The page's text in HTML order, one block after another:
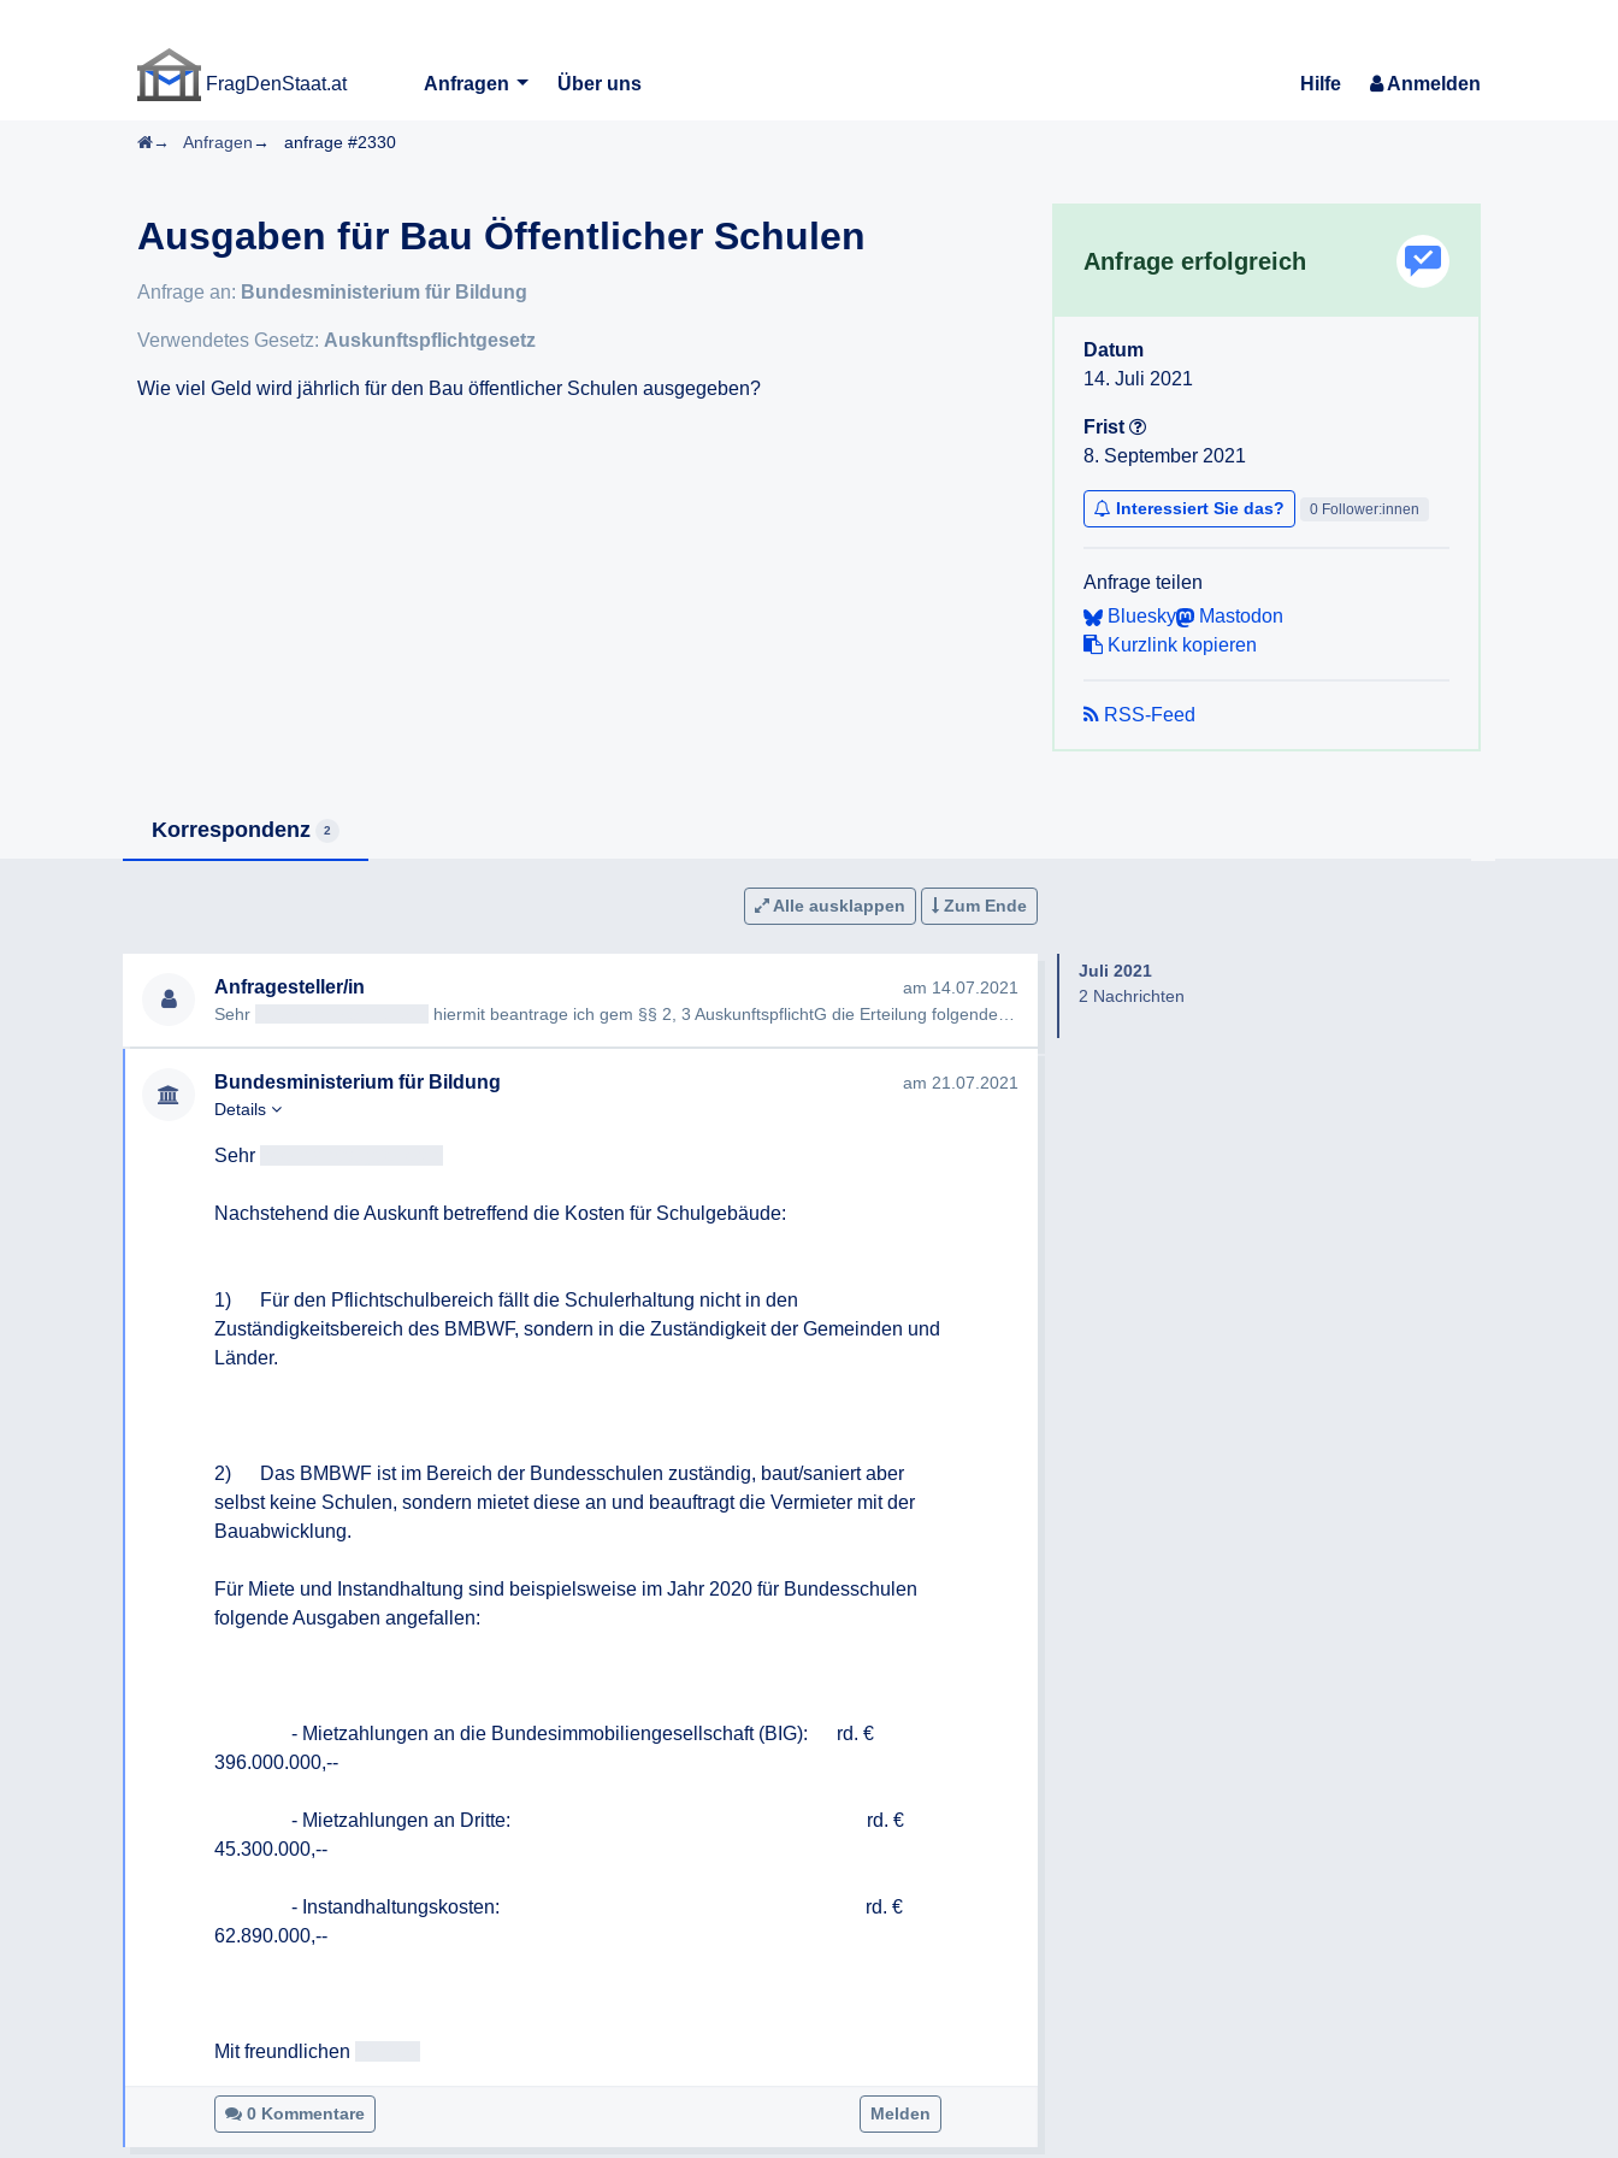
FragDenStaat.at
Anfragen
Über uns Hilfe Anmelden
Startseite
Anfragen anfrage #2330
Ausgaben für Bau Öffentlicher Schulen
Anfrage an: Bundesministerium für Bildung
Verwendetes Gesetz: Auskunftspflichtgesetz
Wie viel Geld wird jährlich für den Bau öffentlicher Schulen ausgegeben?
Anfrage erfolgreich
Datum
14. Juli 2021
Frist
8. September 2021
Interessiert Sie das? 0 Follower:innen
Anfrage teilen
Bluesky
Mastodon
Kurzlink kopieren
RSS-Feed
Korrespondenz 2
Alle ausklappen Zum Ende
Anfragesteller/in
am 14.07.2021
Sehr
hiermit beantrage ich gem §§ 2, 3 AuskunftspflichtG die Erteilung folgender Auskunft…
Bundesministerium für Bildung
am 21.07.2021
Details
Sehr
Nachstehend die Auskunft betreffend die Kosten für Schulgebäude:
1)      Für den Pflichtschulbereich fällt die Schulerhaltung nicht in den
Zuständigkeitsbereich des BMBWF, sondern in die Zuständigkeit der Gemeinden und
Länder.
2)      Das BMBWF ist im Bereich der Bundesschulen zuständig, baut/saniert aber
selbst keine Schulen, sondern mietet diese an und beauftragt die Vermieter mit der
Bauabwicklung.
Für Miete und Instandhaltung sind beispielsweise im Jahr 2020 für Bundesschulen
folgende Ausgaben angefallen:
396.000.000,--
45.300.000,--
62.890.000,--
Mit freundlichen
0 Kommentare Melden
Juli 2021
2 Nachrichten